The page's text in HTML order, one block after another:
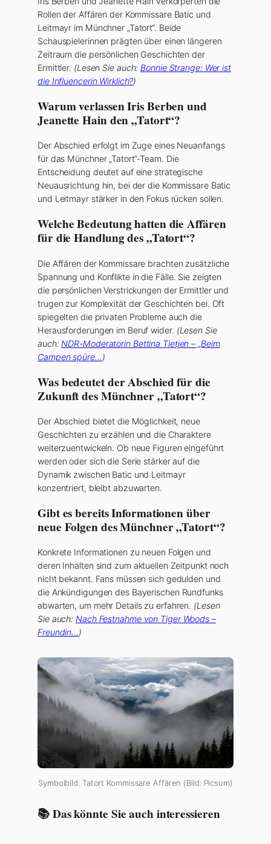
Rollen der Affären der Kommissare Batic und
Leitmayr im Münchner „Tatort“. Beide
Schauspielerinnen prägten über einen längeren
Zeitraum die persönlichen Geschichten der
Ermittler. (Lesen Sie auch: Bonnie Strange: Wer ist
die Influencerin Wirklich?)
Warum verlassen Iris Berben und
Jeanette Hain den „Tatort“?
Der Abschied erfolgt im Zuge eines Neuanfangs
für das Münchner „Tatort“-Team. Die
Entscheidung deutet auf eine strategische
Neuausrichtung hin, bei der die Kommissare Batic
und Leitmayr stärker in den Fokus rücken sollen.
Welche Bedeutung hatten die Affären
für die Handlung des „Tatort“?
Die Affären der Kommissare brachten zusätzliche
Spannung und Konflikte in die Fälle. Sie zeigten
die persönlichen Verstrickungen der Ermittler und
trugen zur Komplexität der Geschichten bei. Oft
spiegelten die privaten Probleme auch die
Herausforderungen im Beruf wider. (Lesen Sie
auch: NDR-Moderatorin Bettina Tietjen – „Beim
Campen spüre…)
Was bedeutet der Abschied für die
Zukunft des Münchner „Tatort“?
Der Abschied bietet die Möglichkeit, neue
Geschichten zu erzählen und die Charaktere
weiterzuentwickeln. Ob neue Figuren eingeführt
werden oder sich die Serie stärker auf die
Dynamik zwischen Batic und Leitmayr
konzentriert, bleibt abzuwarten.
Gibt es bereits Informationen über
neue Folgen des Münchner „Tatort“?
Konkrete Informationen zu neuen Folgen und
deren Inhalten sind zum aktuellen Zeitpunkt noch
nicht bekannt. Fans müssen sich gedulden und
die Ankündigungen des Bayerischen Rundfunks
abwarten, um mehr Details zu erfahren. (Lesen
Sie auch:Nach Festnahme von Tiger Woods –
Freundin…)
Symbolbild: Tatort Kommissare Affären (Bild: Picsum)
📚 Das könnte Sie auch interessieren